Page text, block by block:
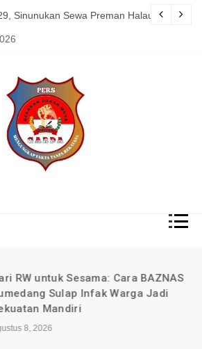
Mandiri Agustus 07, 2026
Sinunukan Sewa Preman Halau LSM
RW untuk Sesama: Cara BAZNAS
Sulap Infak Warga Jadi
Mandiri
8, 2026